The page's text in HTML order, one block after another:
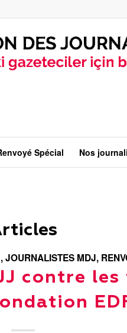
Spécial Nos
,JOURNALISTES MDJ,
contre les